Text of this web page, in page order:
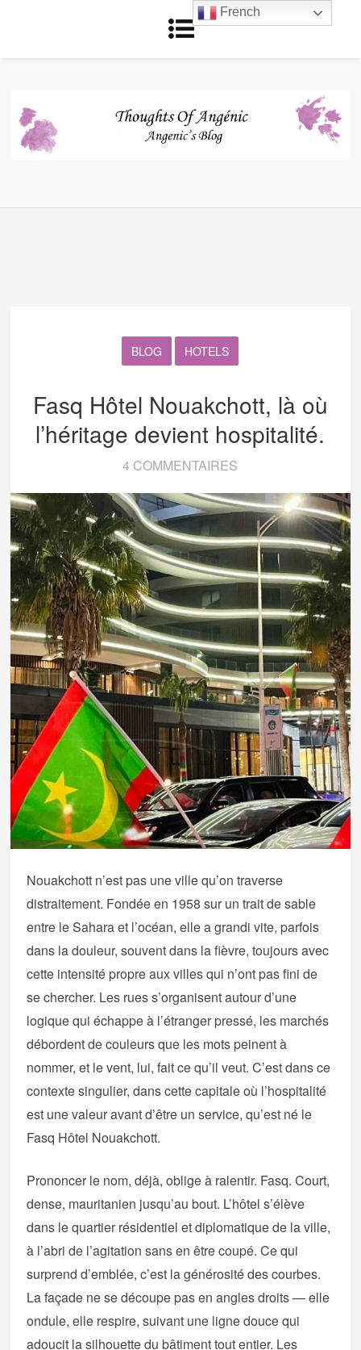
BLOG HOTELS
Fasq Hôtel Nouakchott, là où
l’héritage devient hospitalité.
4 COMMENTAIRES
Nouakchott n’est pas une ville qu’on traverse
distraitement. Fondée en 1958 sur un trait de sable
entre le Sahara et l’océan, elle a grandi vite, parfois
dans la douleur, souvent dans la fièvre, toujours avec
cette intensité propre aux villes qui n’ont pas fini de
se chercher. Les rues s’organisent autour d’une
logique qui échappe à l’étranger pressé, les marchés
débordent de couleurs que les mots peinent à
nommer, et le vent, lui, fait ce qu’il veut. C’est dans ce
contexte singulier, dans cette capitale où l’hospitalité
est une valeur avant d’être un service, qu’est né le
Fasq Hôtel Nouakchott.
Prononcer le nom, déjà, oblige à ralentir. Fasq. Court,
dense, mauritanien jusqu’au bout. L’hôtel s’élève
dans le quartier résidentiel et diplomatique de la ville,
à l’abri de l’agitation sans en être coupé. Ce qui
surprend d’emblée, c’est la générosité des courbes.
La façade ne se découpe pas en angles droits — elle
ondule, elle respire, suivant une ligne douce qui
adoucit la silhouette du bâtiment tout entier. Les
French